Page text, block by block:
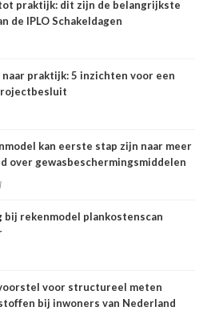
praktijk: dit zijn de belangrijkste
de IPLO Schakeldagen
praktijk: 5 inzichten voor een
kan eerste stap zijn naar meer
over gewasbeschermingsmiddelen
bij rekenmodel plankostenscan
voor structureel meten
bij inwoners van Nederland